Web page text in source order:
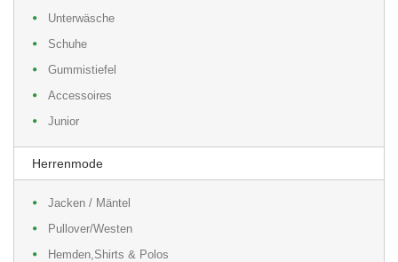
Unterwäsche
Schuhe
Gummistiefel
Accessoires
Junior
Herrenmode
Jacken / Mäntel
Pullover/Westen
Hemden,Shirts & Polos